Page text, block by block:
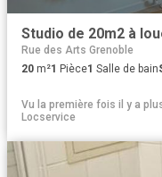
Studio de 20m2 à
Rue des Arts Grenoble
20 m²1 Pièce1 Salle de bain
Vu la première fois il y a
Locservice